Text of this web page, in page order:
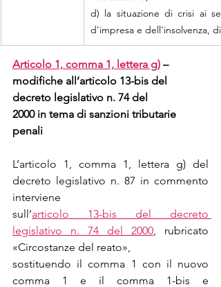
d) la situazione di crisi ai
d'impresa e dell'insolvenza,
Articolo 1, comma 1, lettera g) –
modifiche all’articolo 13-bis del
decreto legislativo n. 74 del
2000 in tema di sanzioni tributarie
penali
L’articolo 1, comma 1, lettera g) del
decreto legislativo n. 87 in commento
interviene
sull’articolo 13-bis del decreto
legislativo n. 74 del 2000, rubricato
«Circostanze del reato»,
sostituendo il comma 1 con il nuovo
comma 1 e il comma 1-bis e